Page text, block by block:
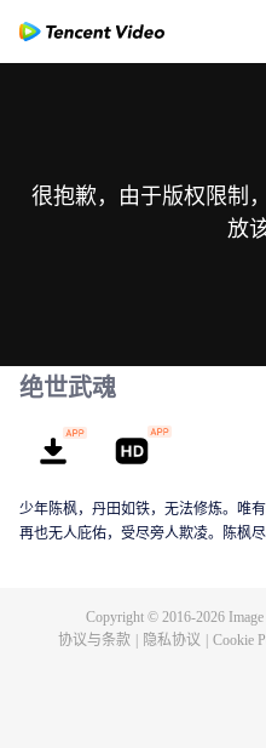
很抱歉，由于版权限制
放
绝世武魂
少年陈枫，丹田如铁，无法修炼。唯
再也无人庇佑，受尽旁人欺凌。陈枫
Copyright © 2016-2026Image
协议与条款
隐私协议 Cookie